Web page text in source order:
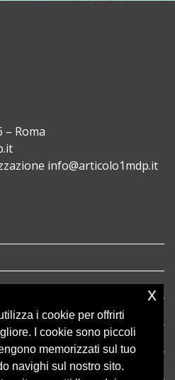
– Roma
info@articolo1mdp.it
i cookie per offrirti
I cookie sono piccoli
memorizzati sul tuo
navighi sul nostro sito.
x